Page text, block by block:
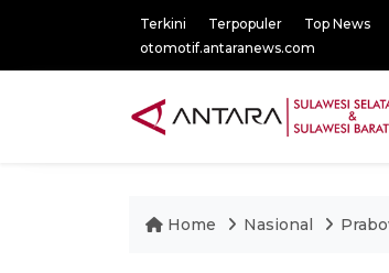
Terkini Terpopuler Top News
otomotif.antaranews.com
Home Nasional